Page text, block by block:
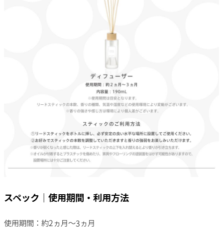
スペック｜使用期間・利用方法
使用期間：約2ヵ月～3ヵ月